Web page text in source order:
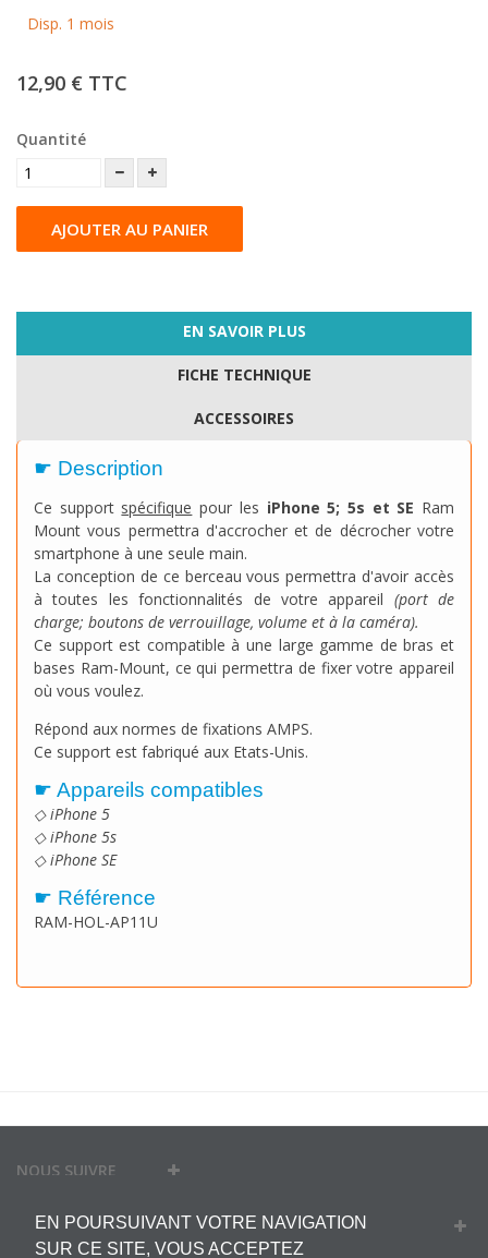
EN POURSUIVANT VOTRE NAVIGATION
SUR CE SITE, VOUS ACCEPTEZ
Disp. 1 mois
12,90 € TTC
Quantité
AJOUTER AU PANIER
EN SAVOIR PLUS
FICHE TECHNIQUE
ACCESSOIRES
☛ Description
Ce support spécifique pour les iPhone 5; 5s et SE Ram
Mount vous permettra d'accrocher et de décrocher votre
smartphone à une seule main.
La conception de ce berceau vous permettra d'avoir accès
à toutes les fonctionnalités de votre appareil (port de
charge; boutons de verrouillage, volume et à la caméra).
Ce support est compatible à une large gamme de bras et
bases Ram-Mount, ce qui permettra de fixer votre appareil
où vous voulez.
Répond aux normes de fixations AMPS.
Ce support est fabriqué aux Etats-Unis.
☛ Appareils compatibles
◇ iPhone 5
◇ iPhone 5s
◇ iPhone SE
☛ Référence
RAM-HOL-AP11U
NOUS SUIVRE
MON COMPTE